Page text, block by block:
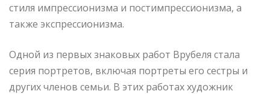
стиля импрессионизма и постимпрессионизма, а
также экспрессионизма.
Одной из первых знаковых работ Врубеля стала
серия портретов, включая портреты его сестры и
других членов семьи. В этих работах художник